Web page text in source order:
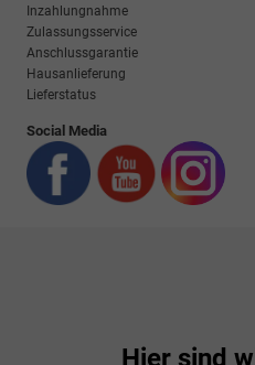
Inzahlungnahme
Zulassungsservice
Anschlussgarantie
Hausanlieferung
Lieferstatus
Social Media
Hier sind